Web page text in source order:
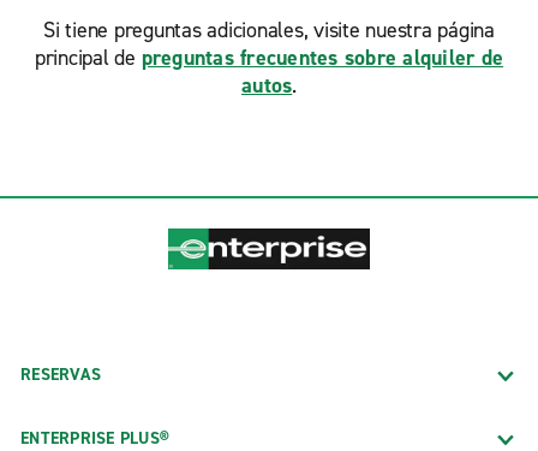
Si tiene preguntas adicionales, visite nuestra página
principal de preguntas frecuentes sobre alquiler de
autos.
RESERVAS
ENTERPRISE PLUS®